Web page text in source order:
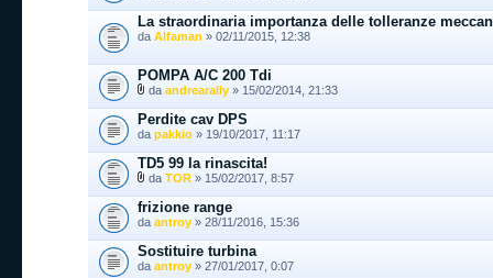
La straordinaria importanza delle tolleranze
da Alfaman » 02/11/2015, 12:38
POMPA A/C 200 Tdi
da andrearally » 15/02/2014, 21:33
Perdite cav DPS
da pakkio » 19/10/2017, 11:17
TD5 99 la rinascita!
da TOR » 15/02/2017, 8:57
frizione range
da antroy » 28/11/2016, 15:36
Sostituire turbina
da antroy » 27/01/2017, 0:07